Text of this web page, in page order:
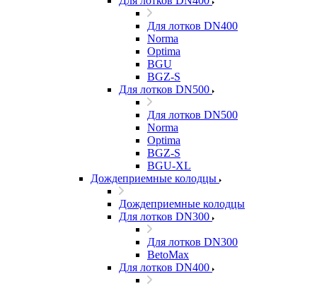
Для лотков DN400
Norma
Optima
BGU
BGZ-S
Для лотков DN500
Для лотков DN500
Norma
Optima
BGZ-S
BGU-XL
Дождеприемные колодцы
Дождеприемные колодцы
Для лотков DN300
Для лотков DN300
BetoMax
Для лотков DN400